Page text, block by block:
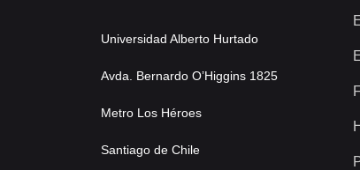
Universidad Alberto Hurtado
Avda. Bernardo O’Higgins 1825
Metro Los Héroes
Santiago de Chile